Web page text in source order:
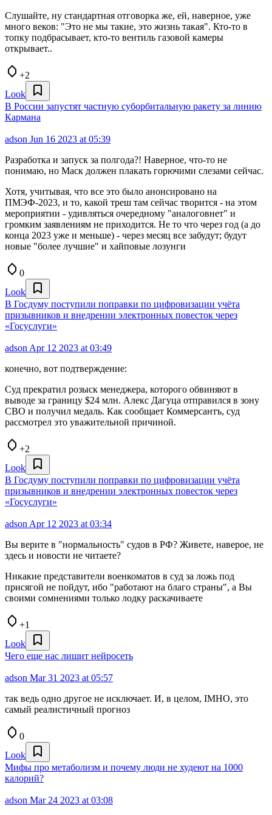
Слушайте, ну стандартная отговорка же, ей, наверное, уже
много веков: "Это не мы такие, это жизнь такая". Кто-то в
топку подбрасывает, кто-то вентиль газовой камеры
открывает..
+2
Look
В России запустят частную суборбитальную ракету за линию
Кармана
adson Jun 16 2023 at 05:39
Разработка и запуск за полгода?! Наверное, что-то не
понимаю, но Маск должен плакать горючими слезами сейчас.
Хотя, учитывая, что все это было анонсировано на
ПМЭФ-2023, и то, какой треш там сейчас творится - на этом
мероприятии - удивляться очередному "аналоговнет" и
громким заявлениям не приходится. Не то что через год (а до
конца 2023 уже и меньше) - через месяц все забудут; будут
новые "более лучшие" и хайповые лозунги
0
Look
В Госдуму поступили поправки по цифровизации учёта
призывников и внедрении электронных повесток через
«Госуслуги»
adson Apr 12 2023 at 03:49
конечно, вот подтверждение:
Суд прекратил розыск менеджера, которого обвиняют в
выводе за границу $24 млн. Алекс Дагуца отправился в зону
СВО и получил медаль. Как сообщает Коммерсантъ, суд
рассмотрел это уважительной причиной.
+2
Look
В Госдуму поступили поправки по цифровизации учёта
призывников и внедрении электронных повесток через
«Госуслуги»
adson Apr 12 2023 at 03:34
Вы верите в "нормальность" судов в РФ? Живете, наверое, не
здесь и новости не читаете?
Никакие представители военкоматов в суд за ложь под
присягой не пойдут, ибо "работают на благо страны", а Вы
своими сомнениями только лодку раскачиваете
+1
Look
Чего еще нас лишит нейросеть
adson Mar 31 2023 at 05:57
так ведь одно другое не исключает. И, в целом, IMHO, это
самый реалистичный прогноз
0
Look
Мифы про метаболизм и почему люди не худеют на 1000
калорий?
adson Mar 24 2023 at 03:08